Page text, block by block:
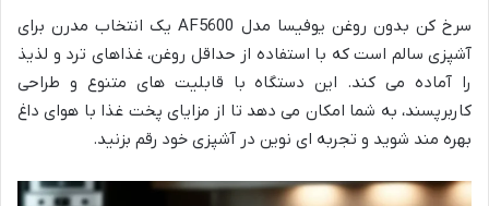
سرخ کن بدون روغن یوفیسا مدل AF5600 یک انتخاب مدرن برای
آشپزی سالم است که با استفاده از حداقل روغن، غذاهای ترد و لذیذ
را آماده می کند. این دستگاه با قابلیت های متنوع و طراحی
کاربرپسند، به شما امکان می دهد تا از مزایای پخت غذا با هوای داغ
بهره مند شوید و تجربه ای نوین در آشپزی خود رقم بزنید.